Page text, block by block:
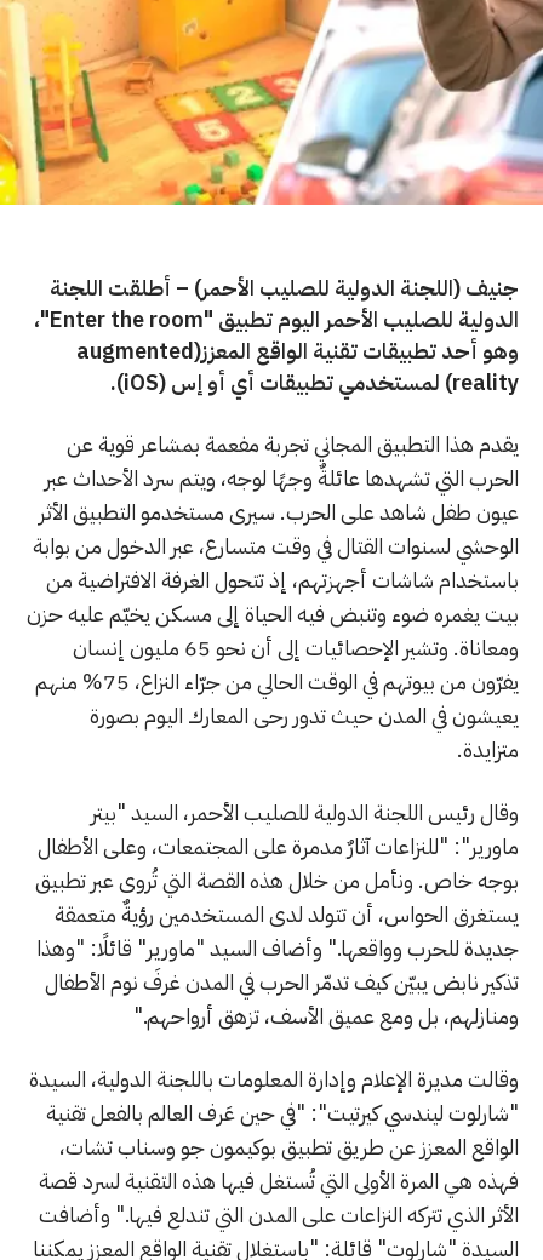
جنيف (اللجنة الدولية للصليب الأحمر) – أطلقت اللجنة
الدولية للصليب الأحمر اليوم تطبيق "Enter the room"،
وهو أحد تطبيقات تقنية الواقع المعزز(augmented
reality) لمستخدمي تطبيقات أي أو إس (iOS).
يقدم هذا التطبيق المجاني تجربة مفعمة بمشاعر قوية عن
الحرب التي تشهدها عائلةٌ وجهًا لوجه، ويتم سرد الأحداث عبر
عيون طفل شاهد على الحرب. سيرى مستخدمو التطبيق الأثر
الوحشي لسنوات القتال في وقت متسارع، عبر الدخول من بوابة
باستخدام شاشات أجهزتهم، إذ تتحول الغرفة الافتراضية من
بيت يغمره ضوء وتنبض فيه الحياة إلى مسكن يخيّم عليه حزن
ومعاناة. وتشير الإحصائيات إلى أن نحو 65 مليون إنسان
يفرّون من بيوتهم في الوقت الحالي من جرّاء النزاع، 75% منهم
يعيشون في المدن حيث تدور رحى المعارك اليوم بصورة
متزايدة.
وقال رئيس اللجنة الدولية للصليب الأحمر، السيد "بيتر
ماورير": "للنزاعات آثارٌ مدمرة على المجتمعات، وعلى الأطفال
بوجه خاص. ونأمل من خلال هذه القصة التي تُروى عبر تطبيق
يستغرق الحواس، أن تتولد لدى المستخدمين رؤيةٌ متعمقة
جديدة للحرب وواقعها." وأضاف السيد "ماورير" قائلًا: "وهذا
تذكير نابض يبيّن كيف تدمّر الحرب في المدن غرفَ نوم الأطفال
ومنازلهم، بل ومع عميق الأسف، تزهق أرواحهم."
وقالت مديرة الإعلام وإدارة المعلومات باللجنة الدولية، السيدة
"شارلوت ليندسي كيرتيت": "في حين عَرف العالم بالفعل تقنية
الواقع المعزز عن طريق تطبيق بوكيمون جو وسناب تشات،
فهذه هي المرة الأولى التي تُستغل فيها هذه التقنية لسرد قصة
الأثر الذي تتركه النزاعات على المدن التي تندلع فيها." وأضافت
السيدة "شارلوت" قائلة: "باستغلال تقنية الواقع المعزز يمكننا